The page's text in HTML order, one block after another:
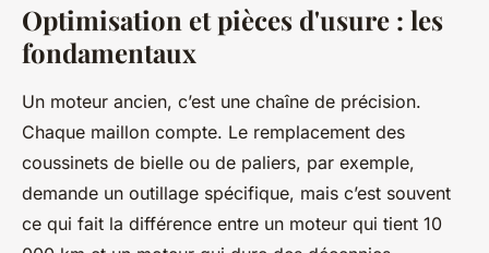
Optimisation et pièces d'usure : les
fondamentaux
Un moteur ancien, c’est une chaîne de précision.
Chaque maillon compte. Le remplacement des
coussinets de bielle ou de paliers, par exemple,
demande un outillage spécifique, mais c’est souvent
ce qui fait la différence entre un moteur qui tient 10